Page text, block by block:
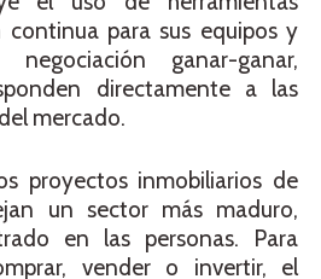
continua para sus equipos y
ganar-ganar,
directamente a las
mercado.
proyectos inmobiliarios de
un sector más maduro,
en las personas. Para
vender o invertir, el